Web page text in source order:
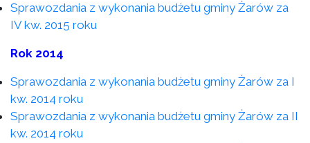
Sprawozdania z wykonania budżetu gminy Żarów za
IV kw. 2015 roku
Rok 2014
Sprawozdania z wykonania budżetu gminy Żarów za I
kw. 2014 roku
Sprawozdania z wykonania budżetu gminy Żarów za II
kw. 2014 roku